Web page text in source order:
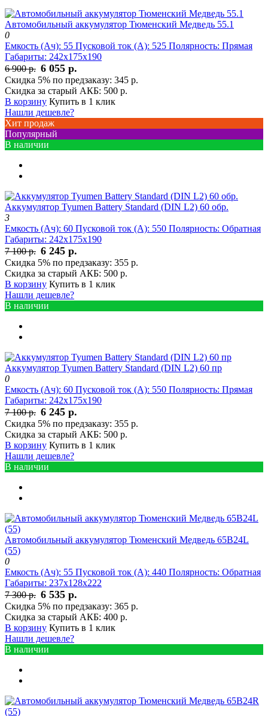
Автомобильный аккумулятор Тюменский Медведь 55.1
0
Емкость (Ач): 55 Пусковой ток (А): 525 Полярность: Прямая
Габариты: 242x175x190
6 900 р. 6 055 р.
Скидка 5% по предзаказу: 345 р.
Скидка за старый АКБ: 500 р.
В корзину Купить в 1 клик
Нашли дешевле?
Хит продаж
Популярный
В наличии
Аккумулятор Tyumen Battery Standard (DIN L2) 60 обр.
3
Емкость (Ач): 60 Пусковой ток (А): 550 Полярность: Обратная
Габариты: 242x175x190
7 100 р. 6 245 р.
Скидка 5% по предзаказу: 355 р.
Скидка за старый АКБ: 500 р.
В корзину Купить в 1 клик
Нашли дешевле?
В наличии
Аккумулятор Tyumen Battery Standard (DIN L2) 60 пр
0
Емкость (Ач): 60 Пусковой ток (А): 550 Полярность: Прямая
Габариты: 242x175x190
7 100 р. 6 245 р.
Скидка 5% по предзаказу: 355 р.
Скидка за старый АКБ: 500 р.
В корзину Купить в 1 клик
Нашли дешевле?
В наличии
Автомобильный аккумулятор Тюменский Медведь 65В24L
(55)
0
Емкость (Ач): 55 Пусковой ток (А): 440 Полярность: Обратная
Габариты: 237x128x222
7 300 р. 6 535 р.
Скидка 5% по предзаказу: 365 р.
Скидка за старый АКБ: 400 р.
В корзину Купить в 1 клик
Нашли дешевле?
В наличии